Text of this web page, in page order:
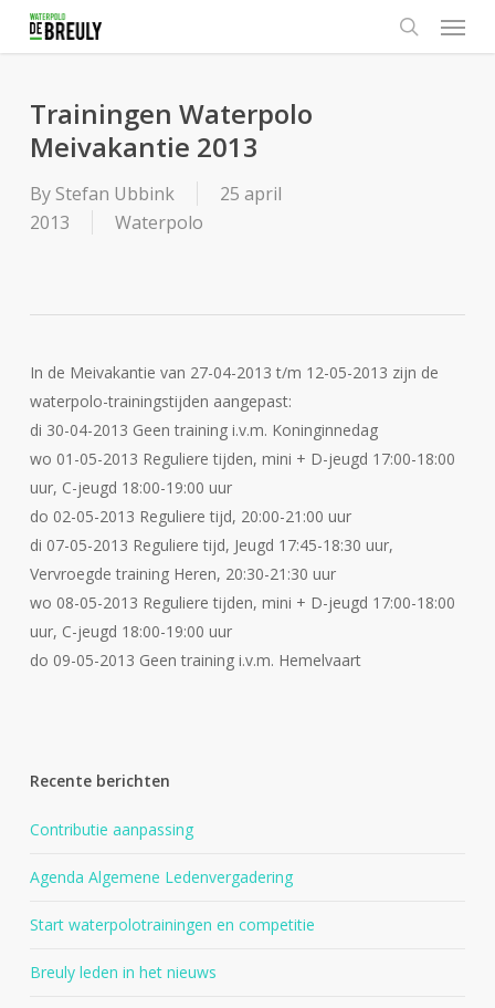
search
Menu
Trainingen Waterpolo
Meivakantie 2013
By Stefan Ubbink
25 april
2013
Waterpolo
In de Meivakantie van 27-04-2013 t/m 12-05-2013 zijn de
waterpolo-trainingstijden aangepast:
di 30-04-2013 Geen training i.v.m. Koninginnedag
wo 01-05-2013 Reguliere tijden, mini + D-jeugd 17:00-18:00
uur, C-jeugd 18:00-19:00 uur
do 02-05-2013 Reguliere tijd, 20:00-21:00 uur
di 07-05-2013 Reguliere tijd, Jeugd 17:45-18:30 uur,
Vervroegde training Heren, 20:30-21:30 uur
wo 08-05-2013 Reguliere tijden, mini + D-jeugd 17:00-18:00
uur, C-jeugd 18:00-19:00 uur
do 09-05-2013 Geen training i.v.m. Hemelvaart
Recente berichten
Contributie aanpassing
Agenda Algemene Ledenvergadering
Start waterpolotrainingen en competitie
Breuly leden in het nieuws